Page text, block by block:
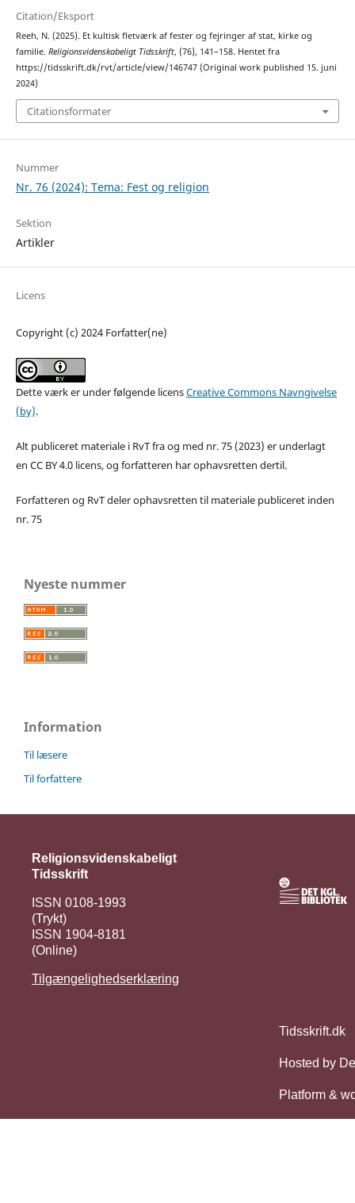
Citation/Eksport
Reeh, N. (2025). Et kultisk fletværk af fester og fejringer af stat, kirke og
familie. Religionsvidenskabeligt Tidsskrift, (76), 141–158. Hentet fra
https://tidsskrift.dk/rvt/article/view/146747 (Original work published 15. juni
2024)
Citationsformater
Nummer
Nr. 76 (2024): Tema: Fest og religion
Sektion
Artikler
Licens
Copyright (c) 2024 Forfatter(ne)
Dette værk er under følgende licensCreative Commons Navngivelse
(by).
Alt publiceret materiale i RvT fra og med nr. 75 (2023) er underlagt
en CC BY 4.0 licens, og forfatteren har ophavsretten dertil.
Forfatteren og RvT deler ophavsretten til materiale publiceret inden
nr. 75
Nyeste nummer
Information
Til læsere
Til forfattere
Religionsvidenskabeligt
Tidsskrift
ISSN 0108-1993
(Trykt)
ISSN 1904-8181
(Online)
Tilgængelighedserklæring